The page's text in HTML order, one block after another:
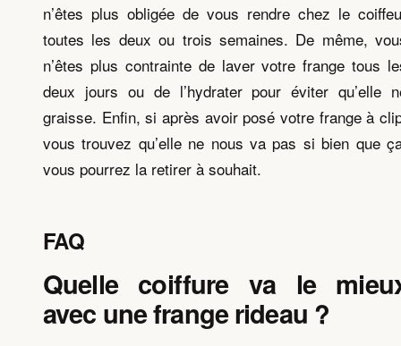
n’êtes plus obligée de vous rendre chez le
toutes les deux ou trois semaines. De même,
n’êtes plus contrainte de laver votre frange tous
deux jours ou de l’hydrater pour éviter qu’elle
graisse. Enfin, si après avoir posé votre frange à
vous trouvez qu’elle ne nous va pas si bien que
vous pourrez la retirer à souhait.
FAQ
Quelle coiffure va le
avec une frange rideau ?